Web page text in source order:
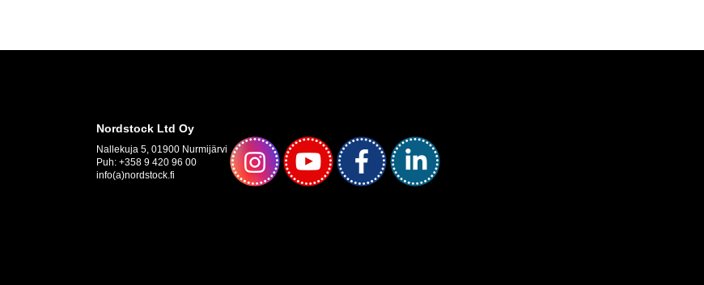
Nordstock Ltd Oy
Nallekuja 5, 01900 Nurmijärvi
Puh: +358 9 420 96 00
info(a)nordstock.fi